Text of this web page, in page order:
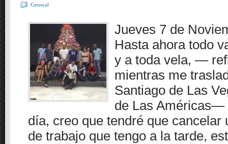
General
Jueves 7 de
Hasta ahora todo
y a toda vela, —
mientras me
Santiago de Las
de Las Américas—
día, creo que tendré que cancelar
de trabajo que tengo a la tarde,